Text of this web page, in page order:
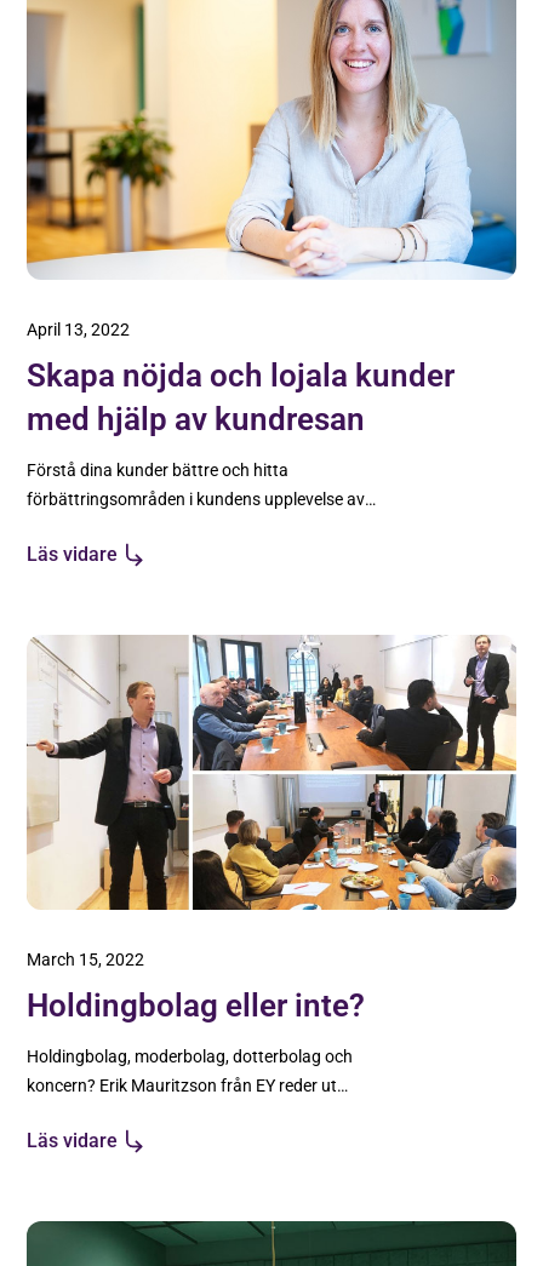
April 13, 2022
Skapa nöjda och lojala kunder
med hjälp av kundresan
Förstå dina kunder bättre och hitta
förbättringsområden i kundens upplevelse av
Elisabet Holmgren berättar hur.
Läs vidare
March 15, 2022
Holdingbolag eller inte?
Holdingbolag, moderbolag, dotterbolag och
koncern? Erik Mauritzson från EY reder ut
som finns med upplägget.
Läs vidare